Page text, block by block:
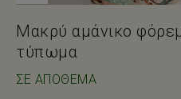
Μακρύ αμάνικο
τύπωμα
ΣΕ ΑΠΌΘΕΜΑ